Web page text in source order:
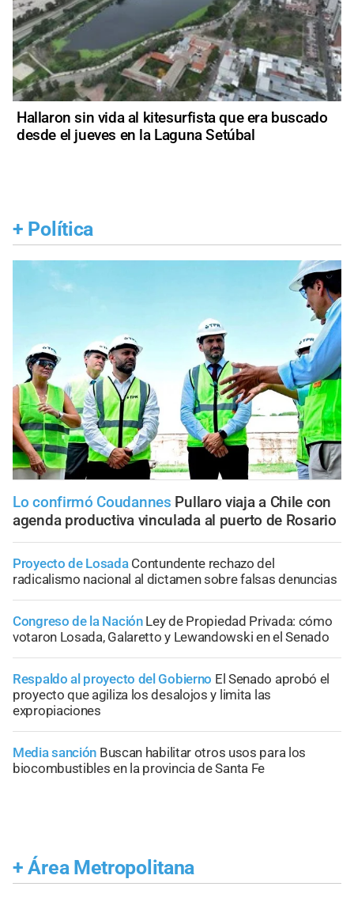
Hallaron sin vida al kitesurfista que era buscado
desde el jueves en la Laguna Setúbal
+ Política
Lo confirmó Coudannes Pullaro viaja a Chile con
agenda productiva vinculada al puerto de Rosario
Proyecto de Losada Contundente rechazo del
radicalismo nacional al dictamen sobre falsas denuncias
Congreso de la Nación Ley de Propiedad Privada: cómo
votaron Losada, Galaretto y Lewandowski en el Senado
Respaldo al proyecto del Gobierno El Senado aprobó el
proyecto que agiliza los desalojos y limita las
expropiaciones
Media sanción Buscan habilitar otros usos para los
biocombustibles en la provincia de Santa Fe
+ Área Metropolitana